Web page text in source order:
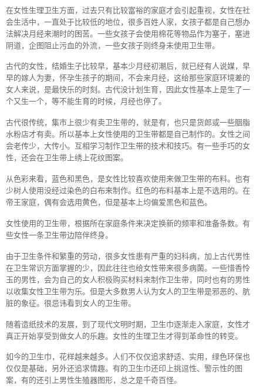
在女性生理卫生方面，过去只有比较富裕的家庭才会引起重视，女性在社
会生活中，一直处于比较低的地位，很多百姓人家，女孩子都是自己想办
法解决月经来潮时的困苦。一些女孩子会使用棉花等物品作为塞子，塞进
阴道，企图阻止污血的外流，一些女孩子则终身未使用卫生带。
古代的女性，结婚生子比较早，基本少月经初潮后，就已经有人说媒，早
早的嫁人为妻，怀孕生孩子的期间，不会来月经，这给那些家庭环境差的
女人来说，是最快乐的时刻。古代没计划生育，因此女性基本上是生了一
个又生一个，等不能生育的时候，月经也停了。
古代很传统，集市上很少有卖卫生带的，就是有，也只是货郎或一些胭脂
水粉店才有卖。所以基本上女性使用的卫生带都是自己制作的。女性之间
会老传少，大传小。互相学习制作卫生带的技术和技巧。有一些手巧的女
性，还会在卫生带上绣上花纹图案。
从色彩来看，蓝色和黑色，是女性比较喜欢使用来做卫生带的布料。也有
少树人使用没经过染色的白布来制作。红色的布料基本上是不选用的。在
帝王家庭，偶有会选用黄色，但是基本上均偏爱黑色和蓝色。
女性使用的卫生带，根据所在家庭条件来决定换新的频率和准备条数。有
些女性一条卫生带边陪伴终身。
由于卫生条件和繁重的劳动，很多女性患有严重的妇科病，加上古代男性
在卫生常识方面掌握的少，因此往往也给女性带来很多病菌。一些惜香怜
玉的男性，会为自己的女人积极购买材料来制作卫生带，同时也有的男性
以收集女性卫生带为乐。但是大多数男人认为女人的卫生带是邪恶的、肮
脏的象征。很忌讳看到女人的卫生带。
随着造纸技术的发展，到了现代文明时期，卫生巾逐渐走入家庭，女性才
真正开始享受到做女人的乐趣。女性的生理卫生才得到革命性的转变。
如今的卫生巾，花样越来越多。人们不仅仅追求舒适、实用，绿色环保也
仅仅是基础，另外还追求情趣。有的卫生巾还印上挑逗性、警示性的图
案，有的还引上男性生殖器图形，总之是千奇百怪。